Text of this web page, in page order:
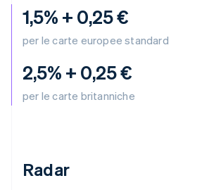
1,5% + 0,25 €
per le carte europee standard
2,5% + 0,25 €
per le carte britanniche
Radar
Italia
Italiano English
Lettonia
Liechtenstein
Deutsch English
Lituania
English